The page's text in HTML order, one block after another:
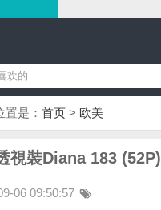
是： 首页 > 欧美
視裝Diana 183 (52P)
06 09:50:57